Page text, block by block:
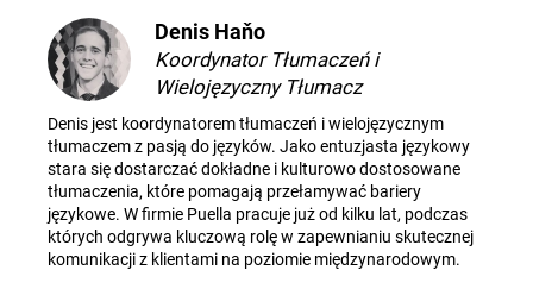
Denis Haňo
Koordynator Tłumaczeń i
Wielojęzyczny Tłumacz
Denis jest koordynatorem tłumaczeń i wielojęzycznym
tłumaczem z pasją do języków. Jako entuzjasta językowy
stara się dostarczać dokładne i kulturowo dostosowane
tłumaczenia, które pomagają przełamywać bariery
językowe. W firmie Puella pracuje już od kilku lat, podczas
których odgrywa kluczową rolę w zapewnianiu skutecznej
komunikacji z klientami na poziomie międzynarodowym.